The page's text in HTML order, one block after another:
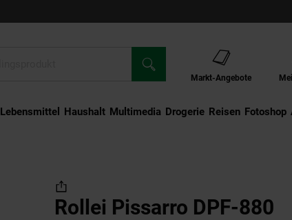
Markt-Angebote
Lebensmittel Haushalt Multimedia Drogerie Externer Link:
Reisen Externer
Fotoshop
Rollei Pissarro DPF-880